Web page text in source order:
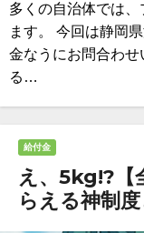
多くの自治体では
ます。 今回は静岡
金なうにお問合わ
る…
給付金
え、5kg!?【
らえる神制